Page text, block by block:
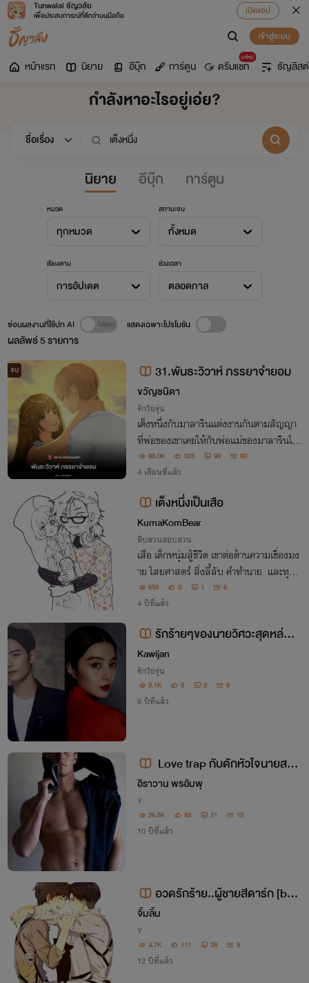
Tunwalai ธัญวลัย
เพื่อประสบการณ์ที่ดีกว่าบนมือถือ
เปิดแอป
เข้าสู่ระบบ
หน้าแรก นิยาย อีบุ๊ก การ์ตูน
มาใหม่
ดรีมแชท ธัญลิสต์
กำลังหาอะไรอยู่เอ่ย?
นิยาย อีบุ๊ก การ์ตูน
หมวด
ทุกหมวด
สถานะจบ
ทั้งหมด
เรียงตาม
การอัปเดต
ช่วงเวลา
ตลอดกาล
ผลลัพธ์5รายการ
ซ่อนผลงานที่ใช้ปก AI แสดงเฉพาะโปรโมชัน
จบ 31.พันธะวิวาห์ ภรรยาจำยอม
ขวัญชนิดา
รักวัยรุ่น
เต็งหนึ่งกับมาลารินแต่งงานกันตามสัญญา
ที่พ่อของเขาเคยให้กับพ่อแม่ของมาลารินไว้
แต่หลังแต่งงานกันแล้วเต็งหนึ่งก็ทิ้งมาลาริ
นไปเรียนต่อต่างประเทศทันที ต้อมามาลาริน
จึงได้พบว่ามนชญารักแรกของเขาอยู่ที่นั่น
98.0K 325 93 60
4 เดือนที่แล้ว
เต็งหนึ่งเป็นเสือ
KumaKomBear
สืบสวนสอบสวน
เสือ เด็กหนุ่มสู้ชีวิต เขาต่อต้านความเชื่องมง
าย ไสยศาสตร์ สิ่งลี้ลับ คำทำนาย และทุกเรื่
องที่ไม่สามารถหาเหตุผลทางวิทยาศาสตร์ม
าอธิบายได้ แต่พระเจ้าเล่นตลก สิ่งที่เขาต่อต้
658 0 1 6
4 ปีที่แล้ว
รักร้ายๆของนายวิศวะสุดหล่
อ!!! (NC18+++ นิดๆ) ไม่ติดเหรียญ
จนจบ
Kawijan
รักวัยรุ่น
3.1K 5 2 8
6 ปีที่แล้ว
Love trap กับดักหัวใจนายสตร
อเบอรี่ ( NC17 / จบแล้ว / ไม่ติดเหรี
ยญ+กุญแจ )
อิราวาน พรอัมพุ
Y
26.5K 83 21 13
10 ปีที่แล้ว
อวดรักร้าย..ผู้ชายสีดาร์ก [bo
y'love]
จิ้มลิ้ม
Y
4.7K 111 28 3
12 ปีที่แล้ว